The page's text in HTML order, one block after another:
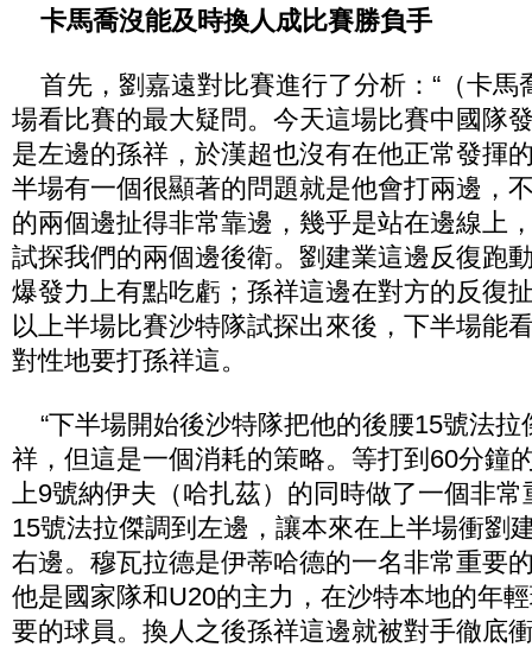
卡馬喬沒能及時換人成比賽勝負手
首先，劉嘉遠對比賽進行了分析：“（卡馬
場看比賽的最大疑問。今天這場比賽中國隊
是左邊的孫祥，於漢超也沒有在他正常發揮
半場有一個很顯著的問題就是他會打兩邊，
的兩個邊扯得非常靠邊，幾乎是站在邊線上
試探我們的兩個邊後衛。劉建業這邊反復跑
爆發力上有點吃虧；孫祥這邊在對方的反復
以上半場比賽沙特隊試探出來後，下半場能
對性地要打孫祥這。
“下半場開始後沙特隊把他的後腰15號法拉
祥，但這是一個消耗的策略。等打到60分鐘
上9號納伊夫（哈扎茲）的同時做了一個非
15號法拉傑調到左邊，讓本來在上半場衝劉
右邊。穆瓦拉德是伊蒂哈德的一名非常重要
他是國家隊和U20的主力，在沙特本地的年
要的球員。換人之後孫祥這邊就被對手徹底